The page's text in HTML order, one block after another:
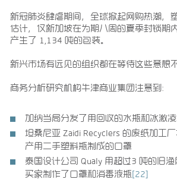
新冠肺炎肆虐期间，全球掀起网购热潮，
估计，仅新加坡在为期八周的夏季封锁期
产生了 1,134 吨的包装。
新兴市场有远见的组织都在等待这些意想
商务分析研究机构牛津商业集团注意到：
加纳当局分发了用回收的水瓶和冰激
坦桑尼亚 Zaidi Recyclers 的废纸加工
产用二手塑料瓶制成的口罩
泰国设计公司 Qualy 用超过3 吨的旧
买家制作了口罩和消毒液瓶[22]